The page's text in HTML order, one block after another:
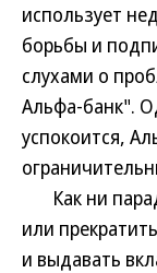
использует
борьбы и
слухами о
Альфа-банк".
успокоится,
Как ни
или
и выдавать